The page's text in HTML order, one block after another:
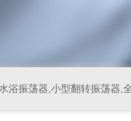
浴振荡器,小型翻转振荡器,